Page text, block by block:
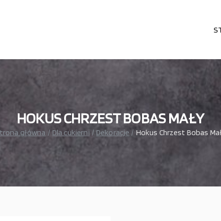
HOKUS CHRZEST BOBAS MAŁY
główna Dla cukierni Dekoracje Hokus Chrzest Bobas